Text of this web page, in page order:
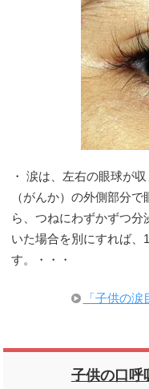
・ 涙は、左右の眼球が
（がんか）の外側部分
ら、つねにわずかずつ
いた場合を別にすれば、
す。・・・
「子供の
子供の口呼